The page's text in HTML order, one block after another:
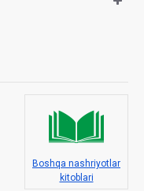
Boshqa nashriyotlar
kitoblari